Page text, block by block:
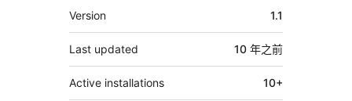
其
它
Version 1.1
Last updated 10 年之前
Active installations 10+